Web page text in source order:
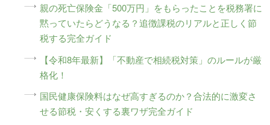
親の死亡保険金「500万円」をもらったことを税務署に
黙っていたらどうなる？追徴課税のリアルと正しく節
税する完全ガイド
【令和8年最新】「不動産で相続税対策」のルールが厳
格化！
国民健康保険料はなぜ高すぎるのか？合法的に激変さ
せる節税・安くする裏ワザ完全ガイド